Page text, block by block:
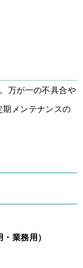
万が一の不具合や
期メンテナンスの
業務用）